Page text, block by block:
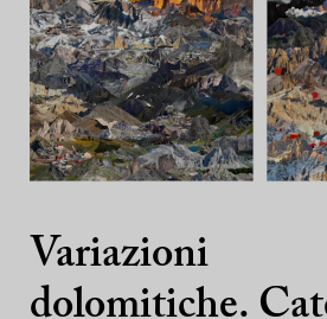
Variazioni
dolomitiche.